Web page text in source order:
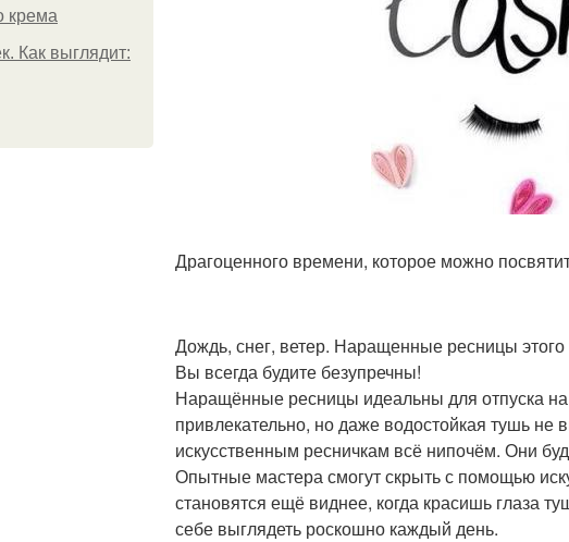
крема
Как выглядит:
Драгоценного времени, которое можно
Дождь, снег, ветер. Наращенные ресницы этого
Вы всегда будите безупречны!
Наращённые ресницы идеальны для отпуска
привлекательно, но даже водостойкая тушь
искусственным ресничкам всё нипочём. Они
Опытные мастера смогут скрыть с помощью
становятся ещё виднее, когда красишь глаза
себе выглядеть роскошно каждый день.